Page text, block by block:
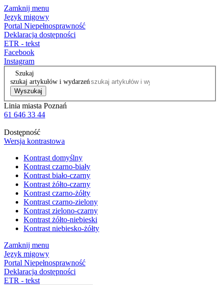
Zamknij menu
Język migowy
Portal Niepełnosprawność
Deklaracja dostępności
ETR - tekst
Facebook
Instagram
Szukaj
szukaj artykułów i wydarzeń
Wyszukaj
Linia miasta Poznań
61 646 33 44
Dostępność
Wersja kontrastowa
Kontrast domyślny
Kontrast czarno-biały
Kontrast biało-czarny
Kontrast żółto-czarny
Kontrast czarno-żółty
Kontrast czarno-zielony
Kontrast zielono-czarny
Kontrast żółto-niebieski
Kontrast niebiesko-żółty
Zamknij menu
Język migowy
Portal Niepełnosprawność
Deklaracja dostępności
ETR - tekst